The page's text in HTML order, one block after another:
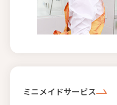
ミニメイドサービス